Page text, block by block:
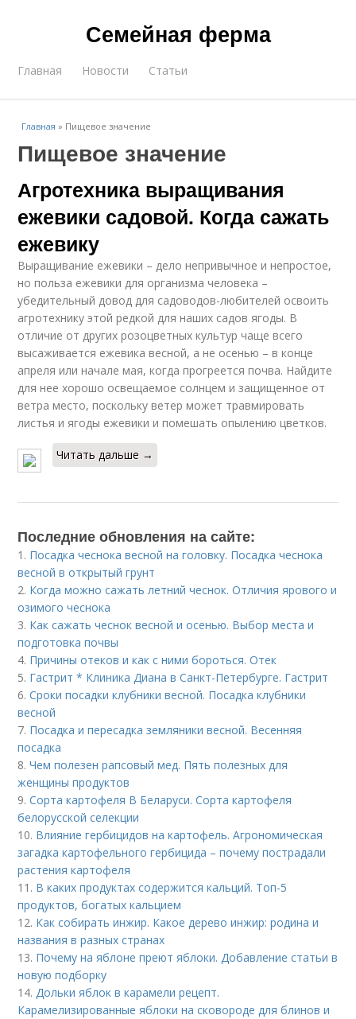
Семейная ферма
Главная Новости Статьи
Главная » Пищевое значение
Пищевое значение
Агротехника выращивания
ежевики садовой. Когда сажать
ежевику
Выращивание ежевики – дело непривычное и непростое,
но польза ежевики для организма человека –
убедительный довод для садоводов-любителей освоить
агротехнику этой редкой для наших садов ягоды. В
отличие от других розоцветных культур чаще всего
высаживается ежевика весной, а не осенью – в конце
апреля или начале мая, когда прогреется почва. Найдите
для нее хорошо освещаемое солнцем и защищенное от
ветра место, поскольку ветер может травмировать
листья и ягоды ежевики и помешать опылению цветков.
Читать дальше →
Последние обновления на сайте:
1. Посадка чеснока весной на головку. Посадка чеснока
весной в открытый грунт
2. Когда можно сажать летний чеснок. Отличия ярового и
озимого чеснока
3. Как сажать чеснок весной и осенью. Выбор места и
подготовка почвы
4. Причины отеков и как с ними бороться. Отек
5. Гастрит * Клиника Диана в Санкт-Петербурге. Гастрит
6.Сроки посадки клубники весной. Посадка клубники
весной
7. Посадка и пересадка земляники весной. Весенняя
посадка
8.Чем полезен рапсовый мед. Пять полезных для
женщины продуктов
9.Сорта картофеля В Беларуси. Сорта картофеля
белорусской селекции
10. Влияние гербицидов на картофель. Агрономическая
загадка картофельного гербицида – почему пострадали
растения картофеля
11. В каких продуктах содержится кальций. Топ-5
продуктов, богатых кальцием
12. Как собирать инжир. Какое дерево инжир: родина и
названия в разных странах
13. Почему на яблоне преют яблоки. Добавление статьи в
новую подборку
14.Дольки яблок в карамели рецепт.
Карамелизированные яблоки на сковороде для блинов и